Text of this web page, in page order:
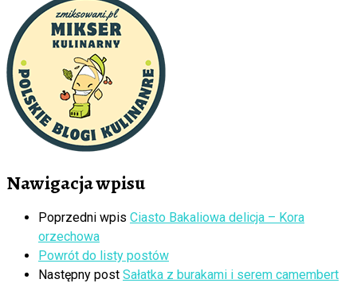
Nawigacja wpisu
Poprzedni wpis Ciasto Bakaliowa delicja – Kora
orzechowa
Powrót do listy postów
Następny post Sałatka z burakami i serem camembert